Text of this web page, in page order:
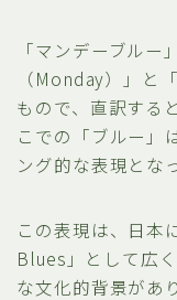
「マンデーブル
（Monday）」と
もので、直訳する
こでの「ブルー」
ング的な表現とな
この表現は、日本
Blues」として広
な文化的背景があ